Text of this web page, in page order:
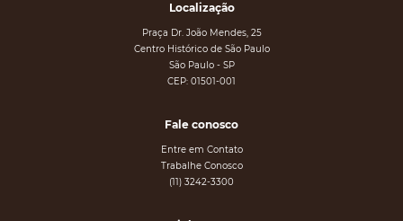
Localização
Praça Dr. João Mendes, 25
Centro Histórico de São Paulo
São Paulo - SP
CEP: 01501-001
Fale conosco
Entre em Contato
Trabalhe Conosco
(11) 3242-3300